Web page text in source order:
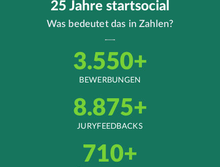
25 Jahre startsocial
Was bedeutet das in Zahlen?
4.400+
BEWERBUNGEN
11.000+
JURYFEEDBACKS
880+